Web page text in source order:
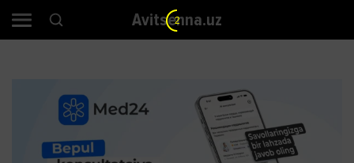
Avitsenna.uz
2